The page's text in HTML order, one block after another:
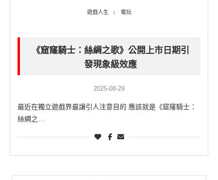
遊戲人生 電玩
《窟窿騎士：絲綢之歌》公開上市日期引
發現象級效應
2025-08-29
最近在獨立遊戲界最讓引人注意目的 應該就是《窟窿騎士：
絲綢之…